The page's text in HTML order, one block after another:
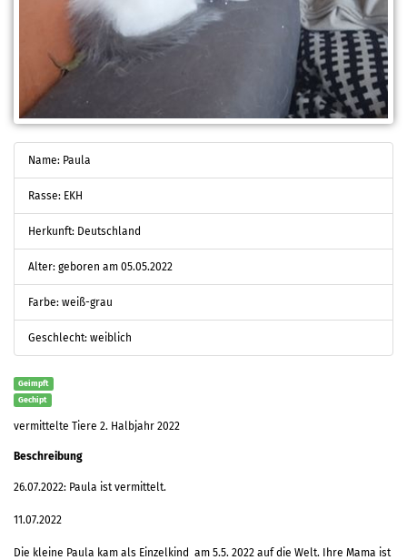
Name: Paula
Rasse: EKH
Herkunft: Deutschland
Alter: geboren am 05.05.2022
Farbe: weiß-grau
Geschlecht: weiblich
Geimpft
Gechipt
vermittelte Tiere 2. Halbjahr 2022
Beschreibung
26.07.2022: Paula ist vermittelt.
11.07.2022
Die kleine Paula kam als Einzelkind am 5.5. 2022 auf die Welt. Ihre Mama ist